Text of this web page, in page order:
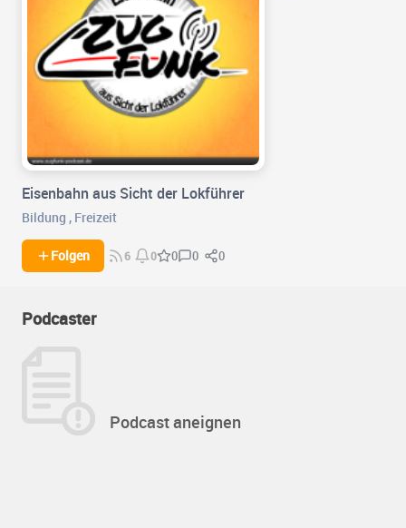
Eisenbahn aus Sicht der Lokführer
Bildung , Freizeit
Folgen 6 0 0 0 0
Podcaster
Podcast aneignen